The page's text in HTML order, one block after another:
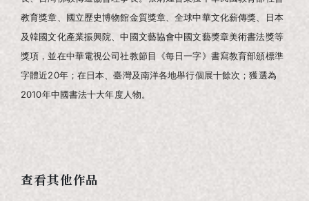
教育獎章、國立歷史博物館金質獎章、全球中華文化薪傳獎、日本
及韓國文化產業振興院、中國文藝協會中國文藝獎章美術書法獎等
獎項，並在中華電視公司社教節目《每日一字》書寫教育部頒標準
字體近20年；在日本、臺灣及南洋各地舉行個展十餘次；獲選為
2010年中國書法十大年度人物。
查看其他作品